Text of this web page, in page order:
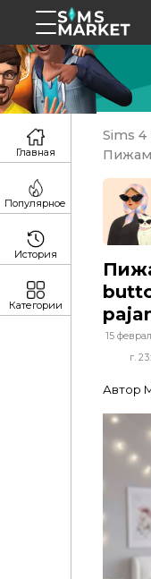
Sims 4
15
г.
Автор
Главная
Популярное
История
Категории